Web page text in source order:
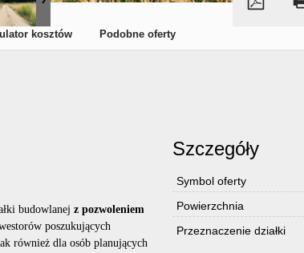
kosztów Podobne oferty
budowlanej z pozwoleniem
poszukujących
również dla osób planujących
Szczegóły
Symbol oferty
Powierzchnia
Przeznaczenie działki